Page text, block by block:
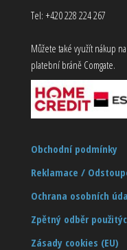
Tel: +420 228 224 267
Můžete také využít nákup
platební bráně Comgate.
Obchodní podmínky
Reklamace /
Ochrana osobních
Zpětný odběr
Zásady cookies (EU)